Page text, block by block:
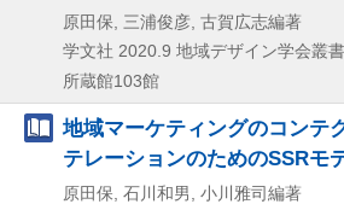
原田保, 三浦俊彦, 古賀広志編著
学文社 2020.9 地域デザイン学会叢
所蔵館103館
地域マーケティングのコンテ
テレーションのためのSSRモ
原田保, 石川和男, 小川雅司編著